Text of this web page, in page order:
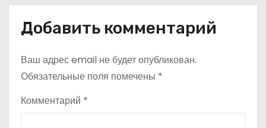
и
я
м
Добавить комментарий
Ваш адрес email не будет опубликован.
Обязательные поля помечены *
Комментарий *